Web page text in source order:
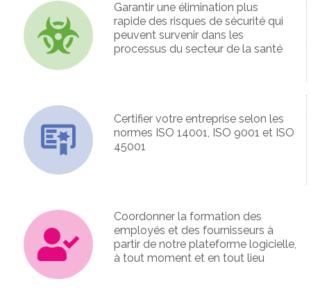
Garantir une élimination plus
rapide des risques de sécurité qui
peuvent survenir dans les
processus du secteur de la santé
Certifier votre entreprise selon les
normes ISO 14001, ISO 9001 et ISO
45001
Coordonner la formation des
employés et des fournisseurs à
partir de notre plateforme logicielle,
à tout moment et en tout lieu